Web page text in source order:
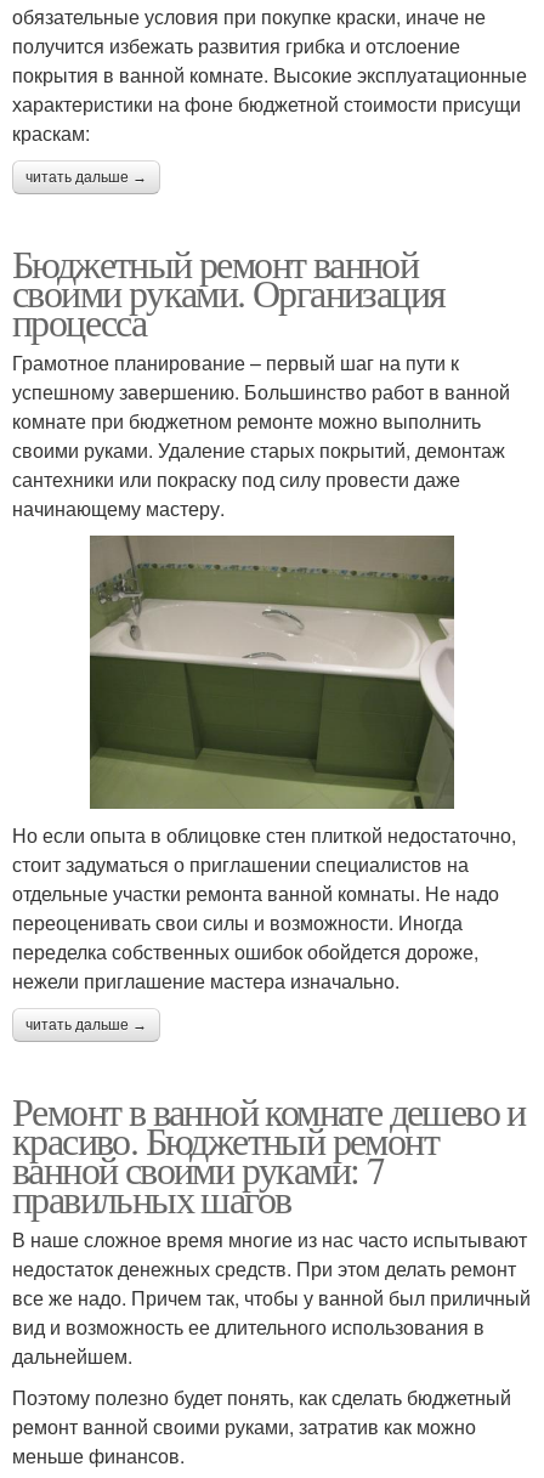
обязательные условия при покупке краски, иначе не
получится избежать развития грибка и отслоение
покрытия в ванной комнате. Высокие эксплуатационные
характеристики на фоне бюджетной стоимости присущи
краскам:
читать дальше →
Бюджетный ремонт ванной
своими руками. Организация
процесса
Грамотное планирование – первый шаг на пути к
успешному завершению. Большинство работ в ванной
комнате при бюджетном ремонте можно выполнить
своими руками. Удаление старых покрытий, демонтаж
сантехники или покраску под силу провести даже
начинающему мастеру.
Но если опыта в облицовке стен плиткой недостаточно,
стоит задуматься о приглашении специалистов на
отдельные участки ремонта ванной комнаты. Не надо
переоценивать свои силы и возможности. Иногда
переделка собственных ошибок обойдется дороже,
нежели приглашение мастера изначально.
читать дальше →
Ремонт в ванной комнате дешево и
красиво. Бюджетный ремонт
ванной своими руками: 7
правильных шагов
В наше сложное время многие из нас часто испытывают
недостаток денежных средств. При этом делать ремонт
все же надо. Причем так, чтобы у ванной был приличный
вид и возможность ее длительного использования в
дальнейшем.
Поэтому полезно будет понять, как сделать бюджетный
ремонт ванной своими руками, затратив как можно
меньше финансов.